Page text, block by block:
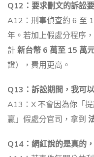
Q12：要求刪文的訴訟
A12：刑事偵查約 6 至
年。若加上假處分程序
計新台幣 6 萬至 15 萬
證），費用更高。
Q13：訴訟期間，我可
A13：X 不會因為你「
贏」假處分官司，拿到
Q14：網紅說的是真的